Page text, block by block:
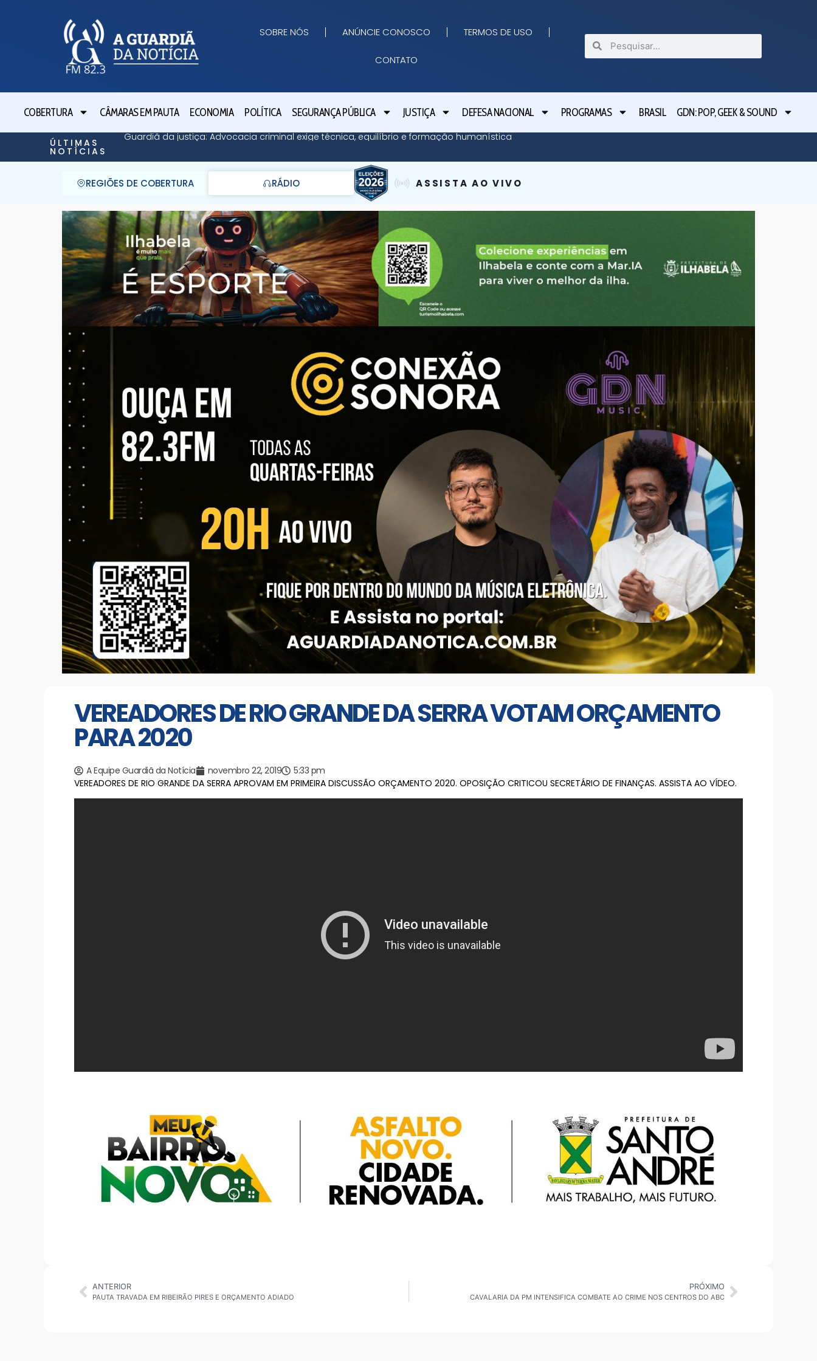
SOBRE NÓS ANÚNCIE CONOSCO TERMOS DE USO
CONTATO
COBERTURA CÂMARAS EM PAUTA ECONOMIA POLÍTICA SEGURANÇA PÚBLICA JUSTIÇA DEFESA NACIONAL PROGRAMAS BRASIL GDN: POP, GEEK & SOUND
ÚLTIMAS
NOTÍCIAS
Guardiã da justiça: Advocacia criminal exige técnica, equilíbrio e formação humanística
REGIÕES DE COBERTURA RÁDIO ASSISTA AO VIVO
VEREADORES DE RIO GRANDE DA SERRA VOTAM ORÇAMENTO
PARA 2020
A Equipe Guardiã da Notícia novembro 22, 2019
5:33 pm
VEREADORES DE RIO GRANDE DA SERRA APROVAM EM PRIMEIRA DISCUSSÃO ORÇAMENTO 2020. OPOSIÇÃO CRITICOU SECRETÁRIO DE FINANÇAS. ASSISTA AO VÍDEO.
ANTERIOR
PAUTA TRAVADA EM RIBEIRÃO PIRES E ORÇAMENTO ADIADO
PRÓXIMO
CAVALARIA DA PM INTENSIFICA COMBATE AO CRIME NOS CENTROS DO ABC